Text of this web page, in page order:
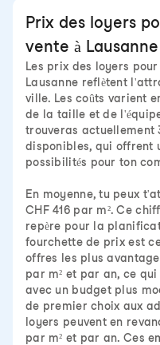
Prix des loyers
vente à Lausanne
Les prix des loyers
Lausanne reflètent
ville. Les coûts varient
de la taille et de
trouveras actuellement
disponibles, qui offrent
possibilités pour ton
En moyenne, tu peux
CHF 416 par m². Ce
repère pour la
fourchette de prix est
offres les plus
par m² et par an, ce
avec un budget plus
de premier choix aux
loyers peuvent en
par m² et par an. Ces